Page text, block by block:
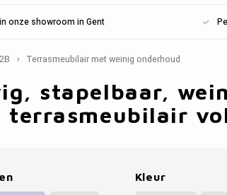
onze showroom in Gent
Terrasmeubilair met weinig onderhoud
stapelbaar,
Kleur